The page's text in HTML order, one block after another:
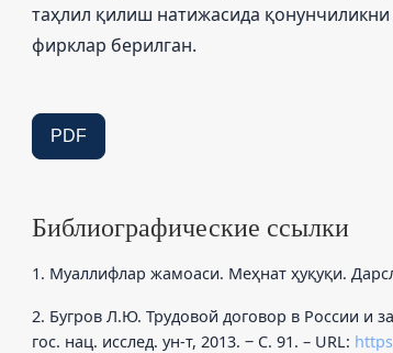
таҳлил қилиш натижасида
фирклар берилган.
PDF
Библиографические ссылки
1. Муаллифлар жамоаси. Меҳнат ҳуқуқи.
2. Бугров Л.Ю. Трудовой договор в России
гос. нац. исслед. ун-т, 2013. ‒ С. 91. – URL: